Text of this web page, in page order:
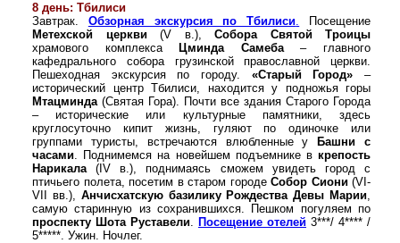
8 день: Тбилиси
Завтрак. Обзорная экскурсия по Тбилиси. Посещение
Метехской церкви(V в.), Собора Святой Троицы
храмового комплекса
Цминда Самеба– главного
кафедрального собора грузинской православной церкви.
Пешеходная экскурсия по городу. «Старый Город» –
исторический центр Тбилиси, находится у подножья горы
Мтацминда(Святая Гора). Почти все здания Старого Города
– исторические или культурные памятники, здесь
круглосуточно кипит жизнь, гуляют по одиночке или
группами туристы, встречаются влюбленные у
Башни с
часами. Поднимемся на новейшем подъемнике в крепость
Нарикала(ІV в.), поднимаясь сможем увидеть город с
птичьего полета, посетим в старом городе Собор Сиони(VІ-
VІІ вв.), Анчисхатскую базилику Рождества Девы Марии,
самую старинную из сохранившихся. Пешком погуляем по
проспекту Шота Руставели. Посещение отелей 3***/ 4**** /
5*****. Ужин. Ночлег.